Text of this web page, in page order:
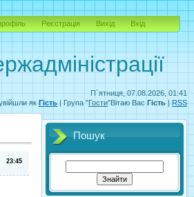
П`ятниця, 07.08.2026, 01:41
як Гість | Група "Гости"Вітаю Вас Гість | RSS
Реєстрація Вихід Вхід
23:45
Пошук